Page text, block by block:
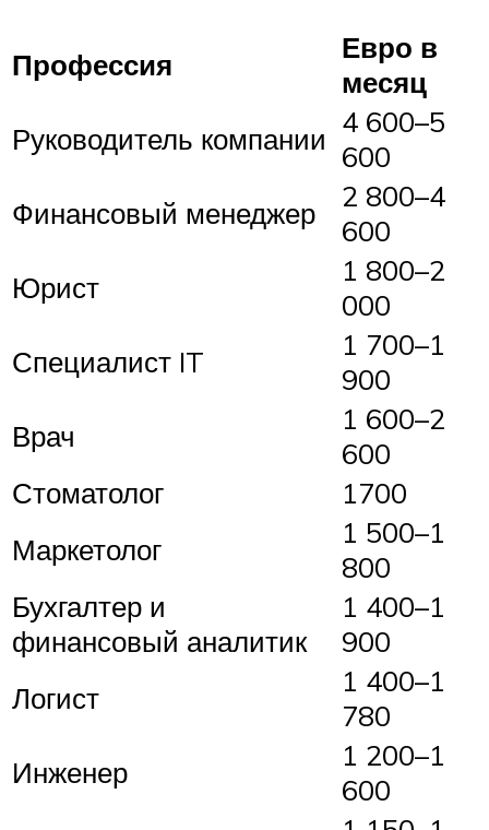
Профессия
Евро в
месяц
Руководитель компании 4 600–5
600
Финансовый менеджер
2 800–4
600
Юрист
1 800–2
000
Специалист IT
1 700–1
900
Врач
1 600–2
600
Стоматолог
1700
Маркетолог
1 500–1
800
Бухгалтер и
финансовый аналитик
1 400–1
900
Логист
1 400–1
780
Инженер
1 200–1
600